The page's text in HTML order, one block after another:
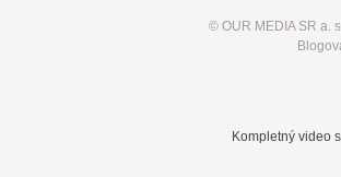
© OUR MEDIA SR a.
Kompletný video